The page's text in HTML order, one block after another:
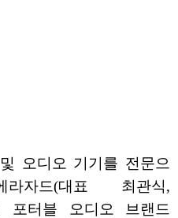
오디오 기기를 전문으
자드(대표 최관식,
포터블 오디오 브랜드